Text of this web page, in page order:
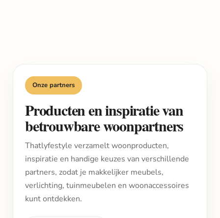
Onze partners
Producten en inspiratie van
betrouwbare woonpartners
Thatlyfestyle verzamelt woonproducten,
inspiratie en handige keuzes van verschillende
partners, zodat je makkelijker meubels,
verlichting, tuinmeubelen en woonaccessoires
kunt ontdekken.